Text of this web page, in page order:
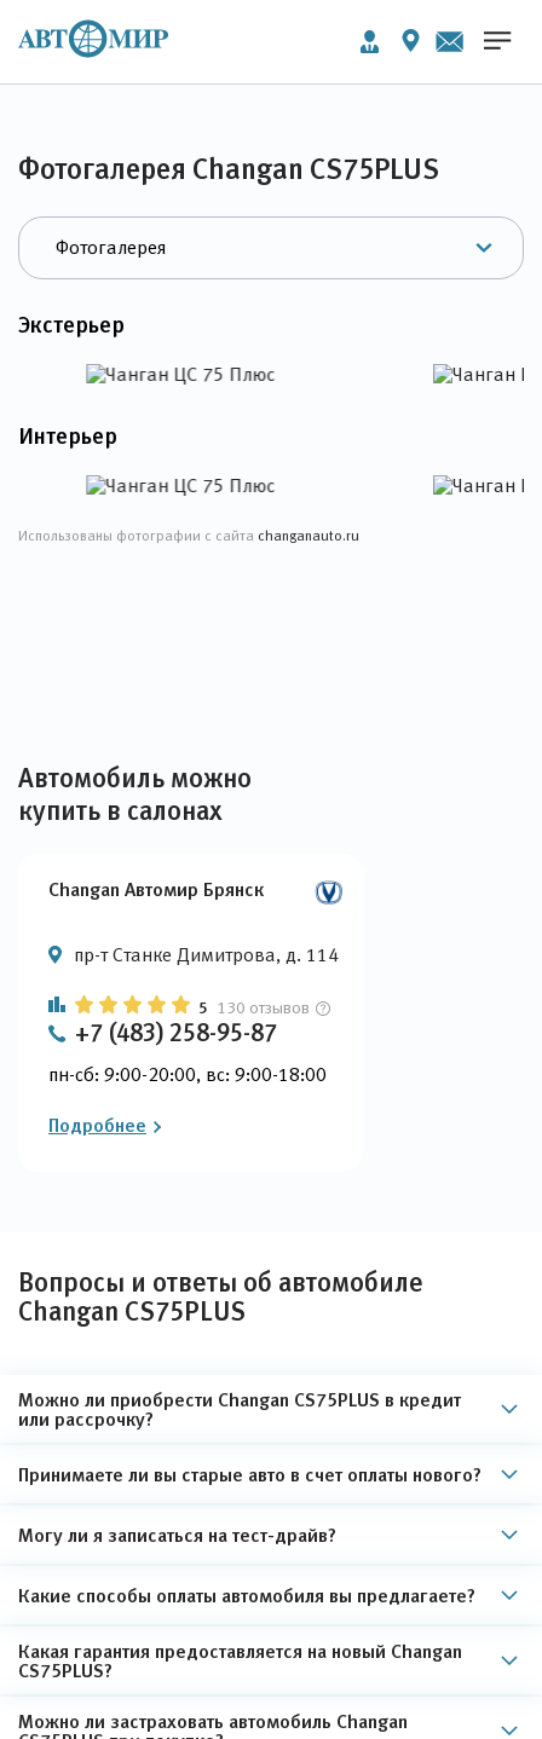
Фотогалерея Changan CS75PLUS
Экстерьер
Интерьер
Использованы фотографии с сайта changanauto.ru
Автомобиль можно
купить в салонах
Changan Автомир Брянск
пр-т Станке Димитрова, д. 114
5 130 отзывов
+7 (483) 258-95-87
пн-сб: 9:00-20:00, вс: 9:00-18:00
Подробнее
Вопросы и ответы об автомобиле
Changan CS75PLUS
Можно ли приобрести Changan CS75PLUS в кредит
или рассрочку?
Принимаете ли вы старые авто в счет оплаты нового?
Могу ли я записаться на тест-драйв?
Какие способы оплаты автомобиля вы предлагаете?
Какая гарантия предоставляется на новый Changan
CS75PLUS?
Можно ли застраховать автомобиль Changan